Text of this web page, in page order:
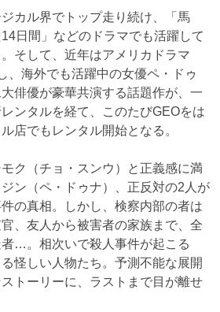
カル界でトップ走り続け、「馬
日間」などのドラマでも活躍して
そして、近年はアメリカドラマ
、海外でも活躍中の女優ペ・ドゥ
俳優が豪華共演する話題作が、一
ンタルを経て、このたびGEOをは
店でもレンタル開始となる。
ク（チョ・スンウ）と正義感に満
ン（ペ・ドゥナ）、正反対の2人が
の真相。しかし、検察内部の者は
、友人から被害者の家族まで、全
…。相次いで殺人事件が起こる
怪しい人物たち。予測不能な展開
トーリーに、ラストまで目が離せ